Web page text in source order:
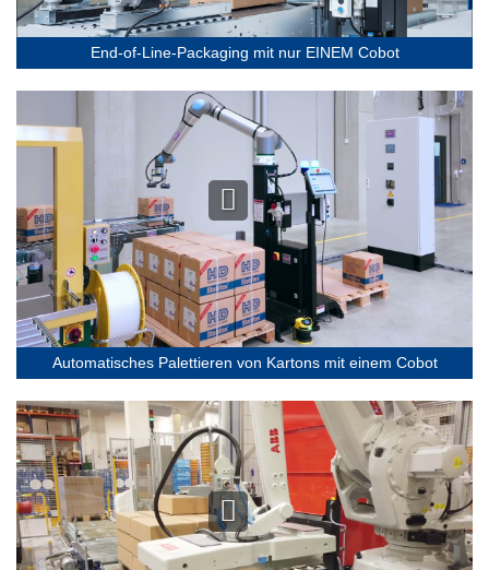
End-of-Line-Packaging mit nur EINEM Cobot
Automatisches Palettieren von Kartons mit einem Cobot